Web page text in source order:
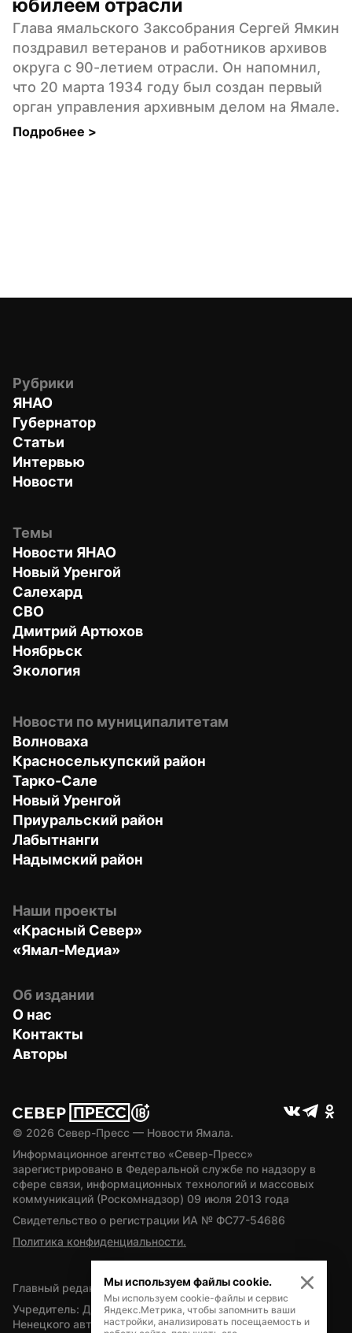
юбилеем отрасли
Глава ямальского Заксобрания Сергей Ямкин
поздравил ветеранов и работников архивов
округа с 90-летием отрасли. Он напомнил,
что 20 марта 1934 году был создан первый
орган управления архивным делом на Ямале.
Подробнее >
Рубрики
ЯНАО
Губернатор
Статьи
Интервью
Новости
Темы
Новости ЯНАО
Новый Уренгой
Салехард
СВО
Дмитрий Артюхов
Ноябрьск
Экология
Новости по муниципалитетам
Волноваха
Красноселькупский район
Тарко-Сале
Новый Уренгой
Приуральский район
Лабытнанги
Надымский район
Наши проекты
«Красный Север»
«Ямал-Медиа»
Об издании
О нас
Контакты
Авторы
© 2026 Север-Пресс — Новости Ямала.
Информационное агентство «Север-Пресс»
зарегистрировано в Федеральной службе по надзору в
сфере связи, информационных технологий и массовых
коммуникаций (Роскомнадзор) 09 июля 2013 года
Свидетельство о регистрации ИА № ФС77-54686
Политика конфиденциальности.
Главный редактор — А.Л. Поздеев
Учредитель: Департамент внутренней политики Ямало-
Ненецкого автономного округа
Мы используем файлы cookie.
Мы используем cookie-файлы и сервис
Яндекс.Метрика, чтобы запомнить ваши
настройки, анализировать посещаемость и